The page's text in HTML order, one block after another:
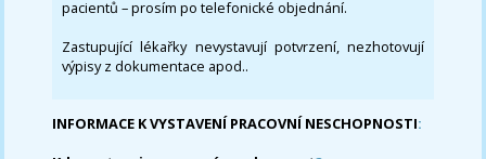
pacientů – prosím po telefonické objednání.
Zastupující lékařky nevystavují potvrzení, nezhotovují
výpisy z dokumentace apod..
INFORMACE K VYSTAVENÍ PRACOVNÍ NESCHOPNOSTI: